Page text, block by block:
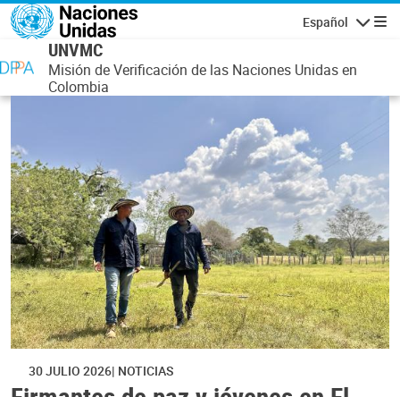
Pasar al contenido principal
Español
UNVMC
Misión de Verificación de las Naciones Unidas en
Colombia
30 JULIO 2026 NOTICIAS